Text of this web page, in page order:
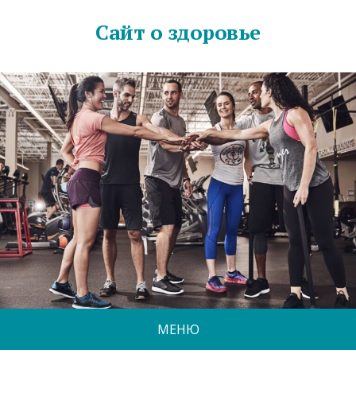
Сайт о здоровье
МЕНЮ